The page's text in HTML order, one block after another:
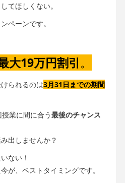
てほしくない。
ペーンです。
大19万円割引。
られるのは3月31日までの期間
業に間に合う最後のチャンス
出しませんか？
ない！
が、ベストタイミングです。